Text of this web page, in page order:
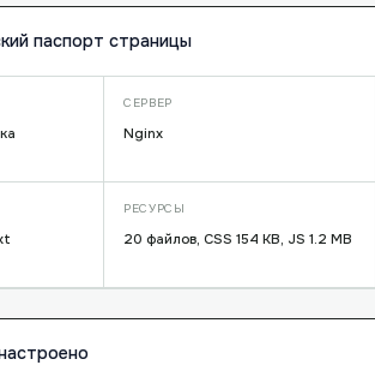
паспорт страницы
СЕРВЕР
Nginx
РЕСУРСЫ
20 файлов, CSS 154 KB, JS 1.2 MB